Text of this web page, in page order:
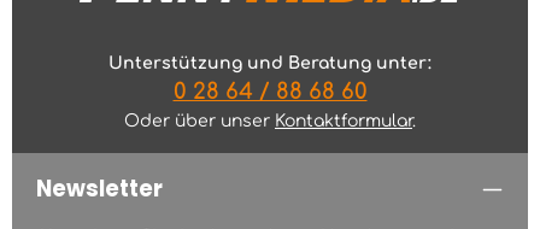
Unterstützung und Beratung unter:
0 28 64 / 88 68 60
Oder über unser Kontaktformular.
Newsletter